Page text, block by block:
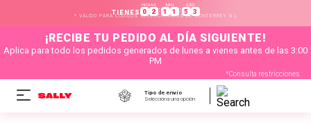
TIENES
HORAS
0 2 :
MIN
1 1 :
SEG
5 3
* VÁLIDO PARA CÓDIGOS SELECCIONADOS DE MONTERREY N.L
¡RECIBE TU PEDIDO AL DÍA SIGUIENTE!
Aplica para todo los pedidos generados de lunes a vienes antes de las 3:00
PM
*Consulta restricciones
Tipo de envío
Selecciona una opción